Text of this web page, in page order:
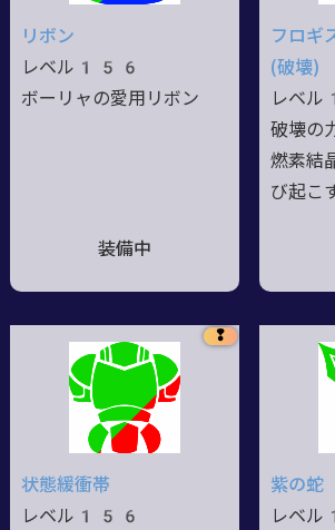
リボン
レベル156
ボーリャの愛用リボン
装備中
フロギ
(破壊)
レベ
破壊の
燃素結
び起こ
❢
状態緩衝帯
レベル156
紫の蛇
レベ